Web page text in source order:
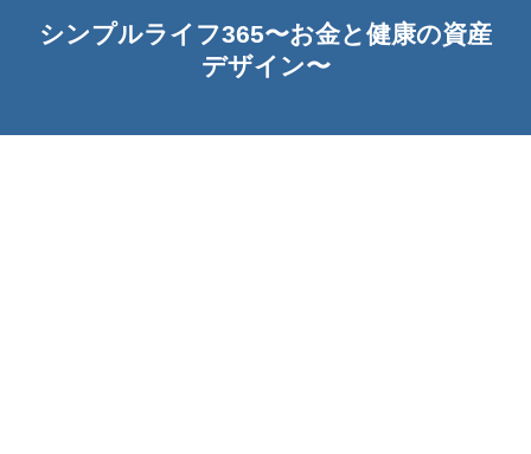
シンプルライフ365〜お金と健康の資産
デザイン〜